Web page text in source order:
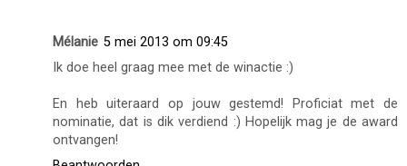
Mélanie 5 mei 2013 om 09:45
Ik doe heel graag mee met de winactie :)
En heb uiteraard op jouw gestemd! Proficiat met de
nominatie, dat is dik verdiend :) Hopelijk mag je de award
ontvangen!